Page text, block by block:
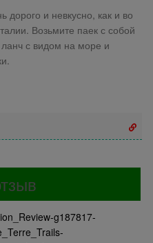
и невкусно, как и во
Возьмите паек с собой
с видом на море и
g187817-